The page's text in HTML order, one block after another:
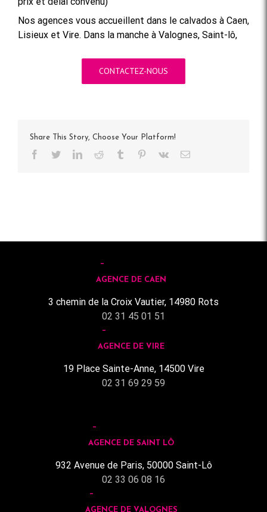
Nos agences vous accueillent dans le calvados à Caen,
Lisieux et Vire. Dans la manche à Valognes, Saint-lô,
CONTACTEZ-NOUS
Share This Story, Choose Your Platform!
Facebook
TwitterLinkedInReddit Tumblr Pinterest
Vk Email
AGENCE DE CAEN
3 chemin de la Croix Vautier, 14980 Rots
02 31 45 01 51
AGENCE DE VIRE
19 Place Sainte-Anne, 14500 Vire
02 31 69 29 59
AGENCE DE SAINT LÔ
932 Avenue de Paris, 50000 Saint-Lô
02 33 06 08 16
AGENCE DE VALOGNES